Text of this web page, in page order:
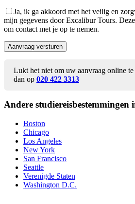
Ja, ik ga akkoord met het veilig en
mijn gegevens door Excalibur Tours.
om contact met je op te nemen.
Lukt het niet om uw aanvraag online
dan op 020 422 3313
Andere studiereisbestemmingen
Boston
Chicago
Los Angeles
New York
San Francisco
Seattle
Verenigde Staten
Washington D.C.